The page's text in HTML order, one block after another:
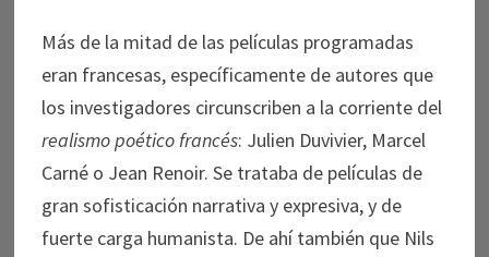
Más de la mitad de las películas programadas
eran francesas, específicamente de autores que
los investigadores circunscriben a la corriente del
realismo poético francés: Julien Duvivier, Marcel
Carné o Jean Renoir. Se trataba de películas de
gran sofisticación narrativa y expresiva, y de
fuerte carga humanista. De ahí también que Nils